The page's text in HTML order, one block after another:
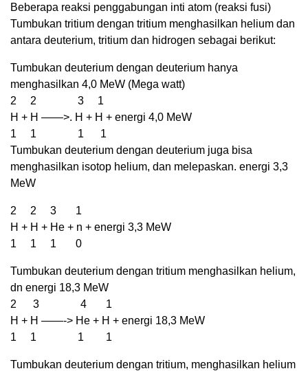
Beberapa reaksi penggabungan inti atom (reaksi fusi)
Tumbukan tritium dengan tritium menghasilkan helium dan
antara deuterium, tritium dan hidrogen sebagai berikut:
Tumbukan deuterium dengan deuterium hanya
menghasilkan 4,0 MeW (Mega watt)
2 2 3 1
H + H ——>. H + H + energi 4,0 MeW
1 1 1 1
Tumbukan deuterium dengan deuterium juga bisa
menghasilkan isotop helium, dan melepaskan. energi 3,3
MeW
2 2 3 1
H + H + He + n + energi 3,3 MeW
1 1 1 0
Tumbukan deuterium dengan tritium menghasilkan helium,
dn energi 18,3 MeW
2 3 4 1
H + H ——-> He + H + energi 18,3 MeW
1 1 1 1
Tumbukan deuterium dengan tritium, menghasilkan helium